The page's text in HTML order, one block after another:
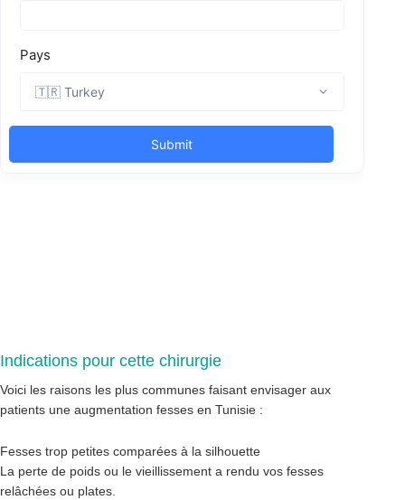
Indications pour cette chirurgie
Voici les raisons les plus communes faisant envisager aux
patients une augmentation fesses en Tunisie :
Fesses trop petites comparées à la silhouette
La perte de poids ou le vieillissement a rendu vos fesses
relâchées ou plates.